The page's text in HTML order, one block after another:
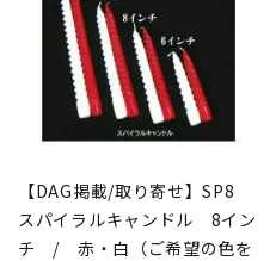
【DAG掲載/取り寄せ】SP8
スパイラルキャンドル 8イン
チ / 赤・白（ご希望の色を